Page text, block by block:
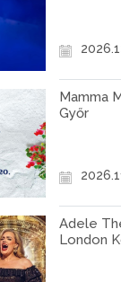
Mamma
Győr
Adele
London